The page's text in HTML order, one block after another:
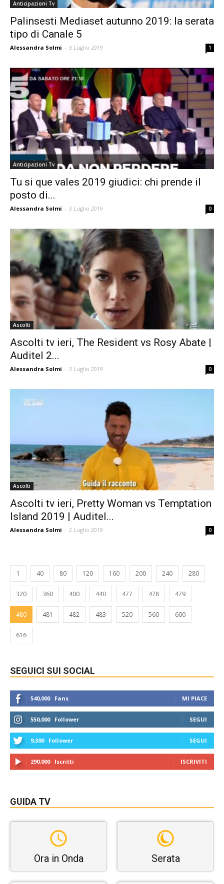
Anticipazioni Tv
Palinsesti Mediaset autunno 2019: la serata
tipo di Canale 5
Alessandra Solmi - 3 Luglio 2019 1
Anticipazioni Tv
Tu si que vales 2019 giudici: chi prende il
posto di...
Alessandra Solmi - 3 Luglio 2019 0
Ascolti
Ascolti tv ieri, The Resident vs Rosy Abate |
Auditel 2...
Alessandra Solmi - 3 Luglio 2019 0
Ascolti
Ascolti tv ieri, Pretty Woman vs Temptation
Island 2019 | Auditel...
Alessandra Solmi - 2 Luglio 2019 0
1 40 80 120 160 200 240 280
320 360 400 440 477 478 479
480 481 482 483 520 560 600
616
SEGUICI SUI SOCIAL
540,000 Fans MI PIACE
550,000 Follower SEGUI
9,300 Follower SEGUI
290,000 Iscritti ISCRIVITI
GUIDA TV
Ora in Onda Serata